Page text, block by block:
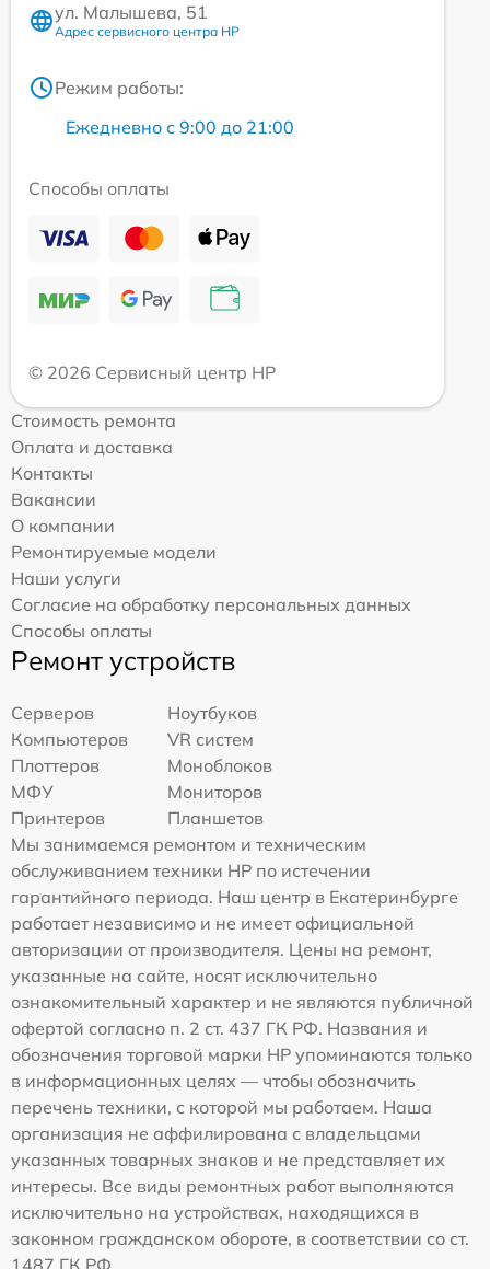
ул. Малышева, 51
Адрес сервисного центра HP
Режим работы:
Ежедневно с 9:00 до 21:00
Способы оплаты
© 2026 Сервисный центр HP
Стоимость ремонта
Оплата и доставка
Контакты
Вакансии
О компании
Ремонтируемые модели
Наши услуги
Согласие на обработку персональных данных
Способы оплаты
Ремонт устройств
Серверов
Ноутбуков
Компьютеров
VR систем
Плоттеров
Моноблоков
МФУ
Мониторов
Принтеров
Планшетов
Мы занимаемся ремонтом и техническим
обслуживанием техники HP по истечении
гарантийного периода. Наш центр в Екатеринбурге
работает независимо и не имеет официальной
авторизации от производителя. Цены на ремонт,
указанные на сайте, носят исключительно
ознакомительный характер и не являются публичной
офертой согласно п. 2 ст. 437 ГК РФ. Названия и
обозначения торговой марки HP упоминаются только
в информационных целях — чтобы обозначить
перечень техники, с которой мы работаем. Наша
организация не аффилирована с владельцами
указанных товарных знаков и не представляет их
интересы. Все виды ремонтных работ выполняются
исключительно на устройствах, находящихся в
законном гражданском обороте, в соответствии со ст.